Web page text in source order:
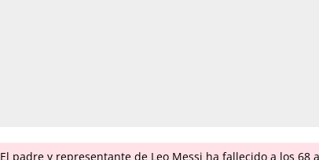
El padre y representante de Leo Messi ha fallecido a los 68